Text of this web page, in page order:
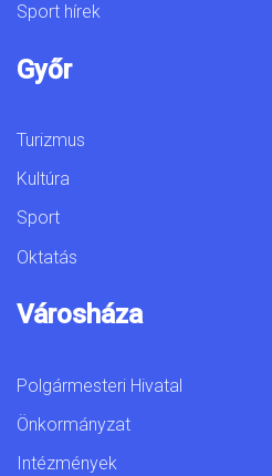
Sport hírek
Győr
Turizmus
Kultúra
Sport
Oktatás
Városháza
Polgármesteri Hivatal
Önkormányzat
Intézmények